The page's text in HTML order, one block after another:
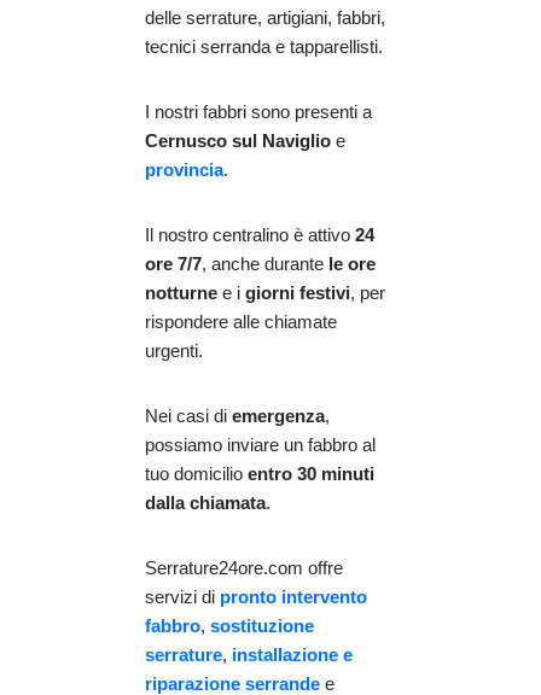
delle serrature, artigiani, fabbri,
tecnici serranda e tapparellisti.
I nostri fabbri sono presenti a
Cernusco sul Naviglio e
provincia.
Il nostro centralino è attivo 24
ore 7/7, anche durante le ore
notturne e i giorni festivi, per
rispondere alle chiamate
urgenti.
Nei casi di emergenza,
possiamo inviare un fabbro al
tuo domicilio entro 30 minuti
dalla chiamata.
Serrature24ore.com offre
servizi di pronto intervento
fabbro, sostituzione
serrature, installazione e
riparazione serrande e